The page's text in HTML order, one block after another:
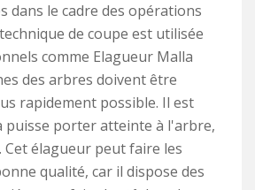
dans le cadre des opérations
de coupe est utilisée
comme Elagueur Malla
des arbres doivent être
rapidement possible. Il est
puisse porter atteinte à l'arbre,
Cet élagueur peut faire les
qualité, car il dispose des